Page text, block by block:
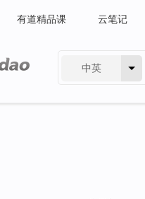
有道精品课 云笔记
中英